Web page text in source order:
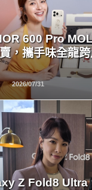
600 Pro
，攜手味全龍
2026/07/31
Z Fold8 Ultra